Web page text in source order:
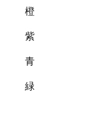
橙
紫
青
緑